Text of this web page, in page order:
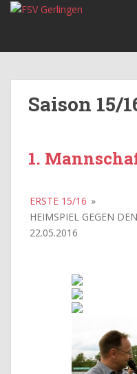
Skip to main content
Saison 15/
1.
ERSTE 15/16 »
HEIMSPIEL GEGEN
22.05.2016